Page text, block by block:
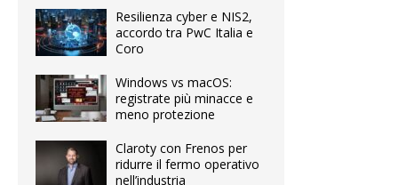
Resilienza cyber e NIS2,
accordo tra PwC Italia e
Coro
Windows vs macOS:
registrate più minacce e
meno protezione
Claroty con Frenos per
ridurre il fermo operativo
nell’industria